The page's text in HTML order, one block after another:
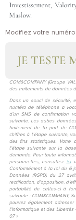
Investissement,
Maslow.
Modifiez votre
JE TESTE
COM&COMPANY (Groupe
des traitements de données
Dans un souci de sécurité,
numéro de téléphone a
d’un SMS de confirmation
suivante. Les autres
traitement de la part de
chiffres à l’étape suivante,
des fins statistiques. Votre
l’étape suivante sur la
demande. Pour toute
personnelles, consultez ici
Conformément à la loi du 6
Données (RGPD) du 27
rectification, d’opposition,
portabilité de celles-ci à
suivante : COM&COMPANY,
pouvez également
l’Informatique et des
07 »